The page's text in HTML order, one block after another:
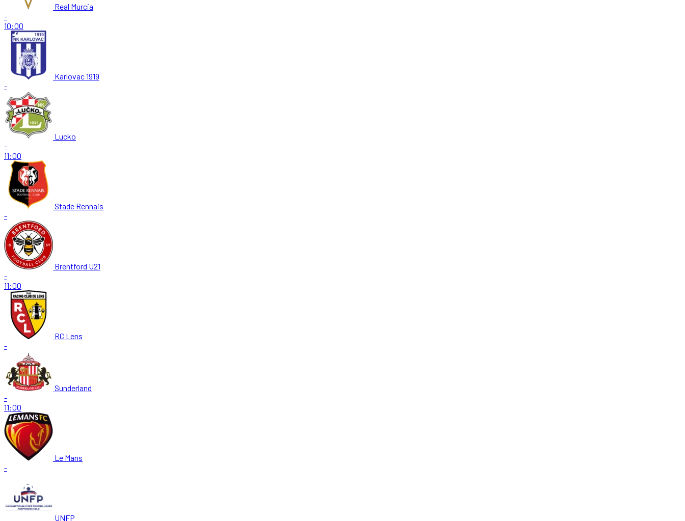
Real Murcia
-
10:00
Karlovac 1919
-
Lucko
-
11:00
Stade Rennais
-
Brentford U21
-
11:00
RC Lens
-
Sunderland
-
11:00
Le Mans
-
UNFP